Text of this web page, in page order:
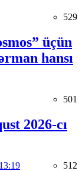
529
üçün
hansı
501
2026-cı
512